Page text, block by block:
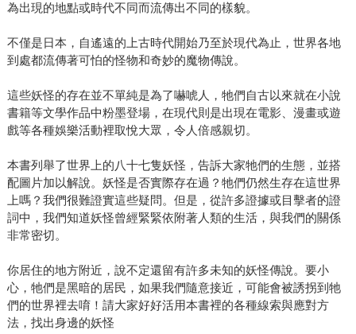
為出現的地點或時代不同而流傳出不同的樣貌。
不僅是日本，自遙遠的上古時代開始乃至於現代為止，世界各地
到處都流傳著可怕的怪物和奇妙的魔物傳說。
這些妖怪的存在並不單純是為了嚇唬人，牠們自古以來就在小說
書籍等文學作品中粉墨登場，在現代則是出現在電影、漫畫或遊
戲等各種娛樂活動裡取悅大眾，令人倍感親切。
本書列舉了世界上的八十七隻妖怪，告訴大家牠們的生態，並搭
配圖片加以解說。妖怪是否實際存在過？牠們仍然生存在這世界
上嗎？我們很難證實這些疑問。但是，從許多證據或目擊者的證
詞中，我們知道妖怪曾經緊緊依附著人類的生活，與我們的關係
非常密切。
你居住的地方附近，說不定還留有許多未知的妖怪傳說。要小
心，牠們是黑暗的居民，如果我們隨意接近，可能會被誘拐到牠
們的世界裡去唷！請大家好好活用本書裡的各種線索與應對方
法，找出身邊的妖怪